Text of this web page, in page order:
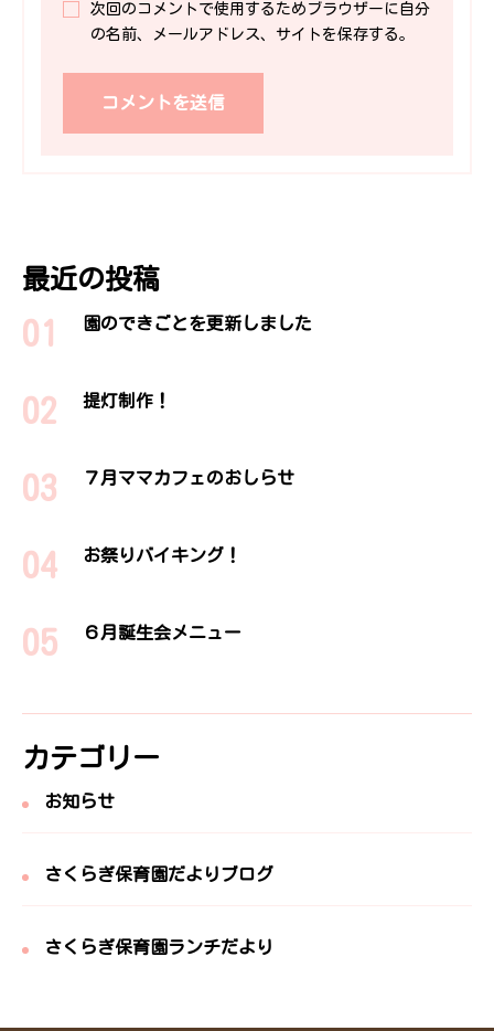
次回のコメントで使用するためブラウザーに自分
の名前、メールアドレス、サイトを保存する。
最近の投稿
園のできごとを更新しました
提灯制作！
７月ママカフェのおしらせ
お祭りバイキング！
６月誕生会メニュー
カテゴリー
お知らせ
さくらぎ保育園だよりブログ
さくらぎ保育園ランチだより